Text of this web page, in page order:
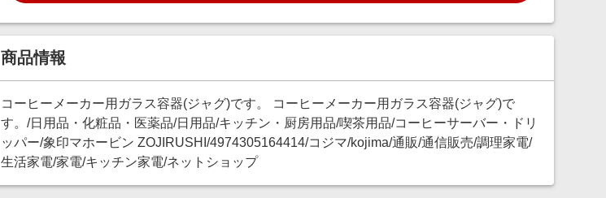
商品情報
コーヒーメーカー用ガラス容器(ジャグ)です。 コーヒーメーカー用ガラス容器(ジャグ)で
す。/日用品・化粧品・医薬品/日用品/キッチン・厨房用品/喫茶用品/コーヒーサーバー・ドリ
ッパー/象印マホービン ZOJIRUSHI/4974305164414/コジマ/kojima/通販/通信販売/調理家電/
生活家電/家電/キッチン家電/ネットショップ